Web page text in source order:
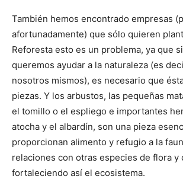
También hemos encontrado empresas
afortunadamente) que sólo quieren
Reforesta esto es un problema, ya que
queremos ayudar a la naturaleza (es
nosotros mismos), es necesario que
piezas. Y los arbustos, las pequeñas
el tomillo o el espliego e importantes
atocha y el albardín, son una pieza
proporcionan alimento y refugio a la
relaciones con otras especies de flora y
fortaleciendo así el ecosistema.